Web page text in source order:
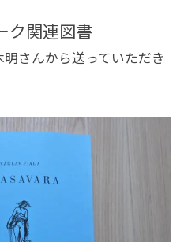
ク関連図書
さんから送っていただき